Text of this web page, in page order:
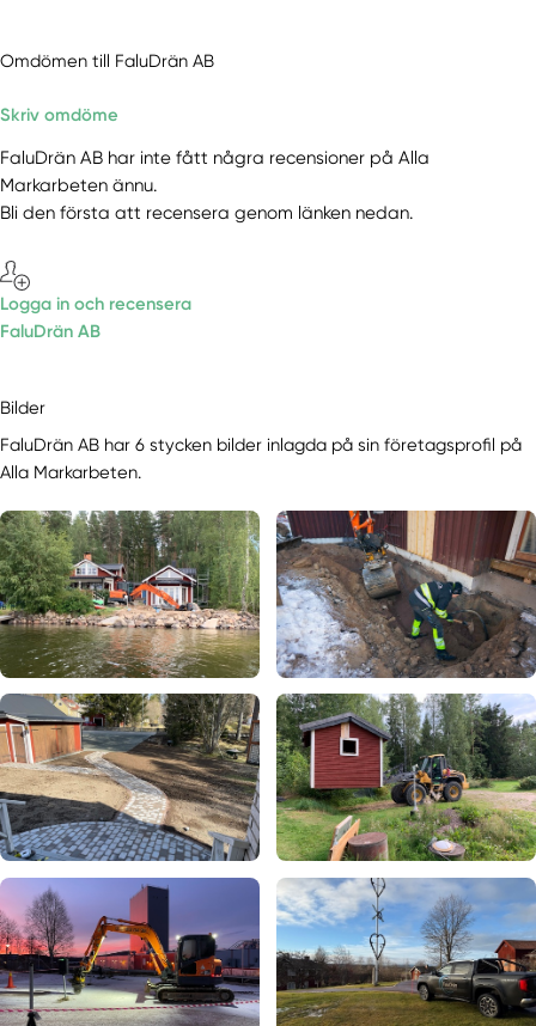
Omdömen till FaluDrän AB
Skriv omdöme
FaluDrän AB har inte fått några recensioner på Alla
Markarbeten ännu.
Bli den första att recensera genom länken nedan.
Logga in och recensera
FaluDrän AB
Bilder
FaluDrän AB har 6 stycken bilder inlagda på sin företagsprofil på
Alla Markarbeten.